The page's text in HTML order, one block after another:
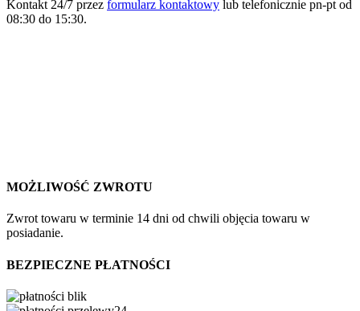
Kontakt 24/7 przez formularz kontaktowy lub telefonicznie pn-pt od
08:30 do 15:30.
MOŻLIWOŚĆ ZWROTU
Zwrot towaru w terminie 14 dni od chwili objęcia towaru w
posiadanie.
BEZPIECZNE PŁATNOŚCI